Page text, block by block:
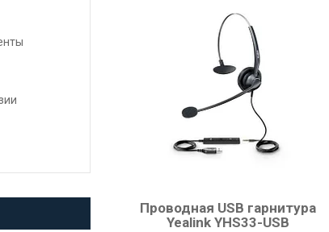
Проводная USB гарнитура
Yealink YHS33-USB